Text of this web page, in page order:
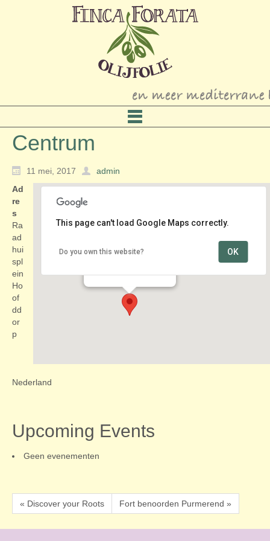
Centrum
11 mei, 2017 admin
Centrum
This page can't load Google Maps correctly.
Do you own this website? OK
Ad
re
s
Ra
ad
hui
spl
ein
Ho
of
dd
or
p
Nederland
Upcoming Events
Geen evenementen
« Discover your Roots Fort benoorden Purmerend »